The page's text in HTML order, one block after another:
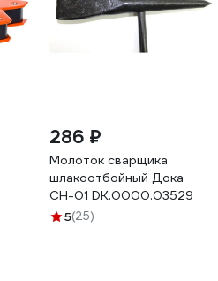
286 ₽
Молоток сварщика
шлакоотбойный Дока
СН-01 DK.0000.03529
5(25)